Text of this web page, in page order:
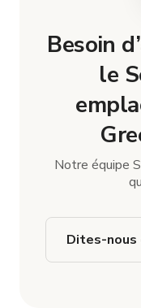
Besoin
le
Notre équipe
Dites-nous